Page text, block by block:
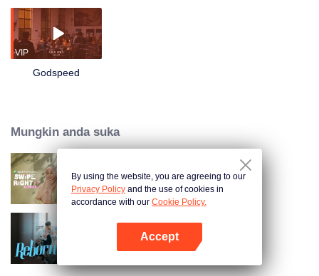
mabuk di villa dan pertempuran menangkap kumpulan pencuri jalan raya.
Lawatan keluarga yang penuh dengan kekacauan dan ketawa!
VIP
Godspeed
Mungkin anda suka
Swipe Right
Reborn
By using the website, you are agreeing to our
Privacy Policy and the use of cookies in
accordance with our Cookie Policy.
Accept